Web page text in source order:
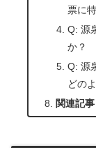
票に
Q: 源
か？
Q: 源
どの
関連記事